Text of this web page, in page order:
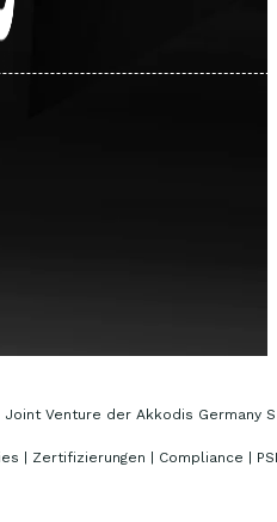
Venture der Akkodis Germany
| Zertifizierungen | Compliance |